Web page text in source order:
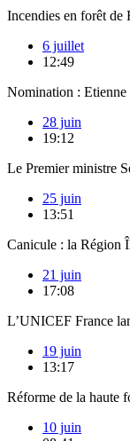
Incendies en forêt de
6 juillet
12:49
Nomination : Etienne
28 juin
19:12
Le Premier ministre
25 juin
13:51
Canicule : la Région
21 juin
17:08
L’UNICEF France
19 juin
13:17
Réforme de la haute
10 juin